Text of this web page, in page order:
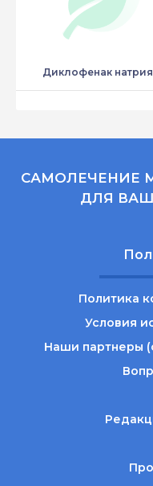
Диклофенак натрия
САМОЛЕЧЕНИЕ
ДЛЯ
Политика
Условия
Наши партнеры